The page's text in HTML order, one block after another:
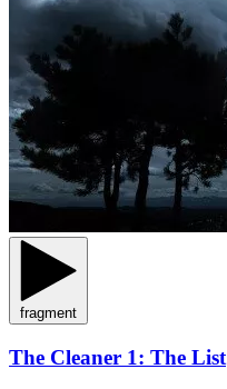
fragment
The Cleaner 1: The List